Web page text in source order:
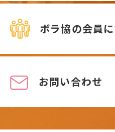
ボラ協の会員
お問い合わせ